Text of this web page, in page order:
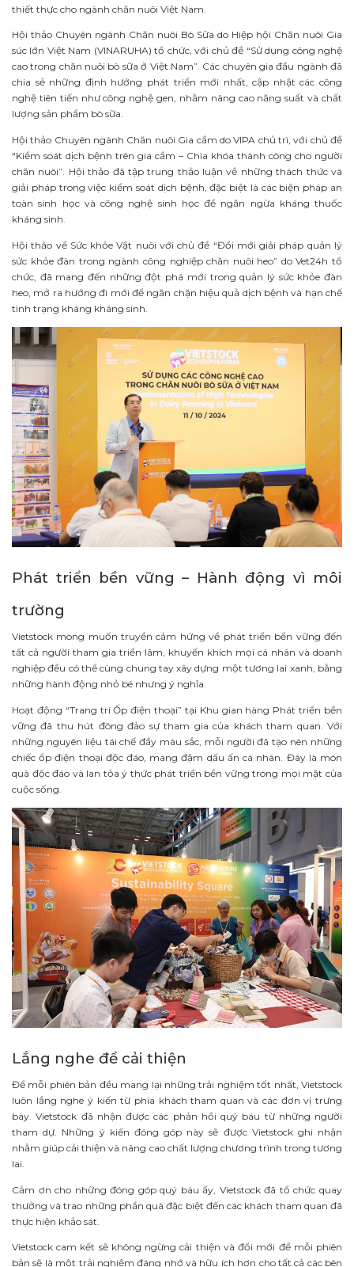
thiết thực cho ngành chăn nuôi Việt Nam.
Hội thảo Chuyên ngành Chăn nuôi Bò Sữa do Hiệp hội Chăn nuôi Gia
súc lớn Việt Nam (VINARUHA) tổ chức, với chủ đề “Sử dụng công nghệ
cao trong chăn nuôi bò sữa ở Việt Nam”. Các chuyên gia đầu ngành đã
chia sẻ những định hướng phát triển mới nhất, cập nhật các công
nghệ tiên tiến như công nghệ gen, nhằm nâng cao năng suất và chất
lượng sản phẩm bò sữa.
Hội thảo Chuyên ngành Chăn nuôi Gia cầm do VIPA chủ trì, với chủ đề
“Kiểm soát dịch bệnh trên gia cầm – Chìa khóa thành công cho người
chăn nuôi”. Hội thảo đã tập trung thảo luận về những thách thức và
giải pháp trong việc kiểm soát dịch bệnh, đặc biệt là các biện pháp an
toàn sinh học và công nghệ sinh học để ngăn ngừa kháng thuốc
kháng sinh.
Hội thảo về Sức khỏe Vật nuôi với chủ đề “Đổi mới giải pháp quản lý
sức khỏe đàn trong ngành công nghiệp chăn nuôi heo” do Vet24h tổ
chức, đã mang đến những đột phá mới trong quản lý sức khỏe đàn
heo, mở ra hướng đi mới để ngăn chặn hiệu quả dịch bệnh và hạn chế
tình trạng kháng kháng sinh.
Phát triển bền vững – Hành động vì môi
trường
Vietstock mong muốn truyền cảm hứng về phát triển bền vững đến
tất cả người tham gia triển lãm, khuyến khích mọi cá nhân và doanh
nghiệp đều có thể cùng chung tay xây dựng một tương lai xanh, bằng
những hành động nhỏ bé nhưng ý nghĩa.
Hoạt động “Trang trí Ốp điện thoại” tại Khu gian hàng Phát triển bền
vững đã thu hút đông đảo sự tham gia của khách tham quan. Với
những nguyên liệu tái chế đầy màu sắc, mỗi người đã tạo nên những
chiếc ốp điện thoại độc đáo, mang đậm dấu ấn cá nhân. Đây là món
quà độc đáo và lan tỏa ý thức phát triển bền vững trong mọi mặt của
cuộc sống.
Lắng nghe để cải thiện
Để mỗi phiên bản đều mang lại những trải nghiệm tốt nhất, Vietstock
luôn lắng nghe ý kiến từ phía khách tham quan và các đơn vị trưng
bày. Vietstock đã nhận được các phản hồi quý báu từ những người
tham dự. Những ý kiến đóng góp này sẽ được Vietstock ghi nhận
nhằm giúp cải thiện và nâng cao chất lượng chương trình trong tương
lai.
Cảm ơn cho những đóng góp quý báu ấy, Vietstock đã tổ chức quay
thưởng và trao những phần quà đặc biệt đến các khách tham quan đã
thực hiện khảo sát.
Vietstock cam kết sẽ không ngừng cải thiện và đổi mới để mỗi phiên
bản sẽ là một trải nghiệm đáng nhớ và hữu ích hơn cho tất cả các bên